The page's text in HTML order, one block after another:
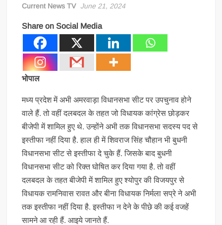
Current News TV June 21, 2024
Share on Social Media
भोपाल
मध्य प्रदेश में अभी अमरवाड़ा विधानसभा सीट पर उपचुनाव होने
वाले हैं. तो वहीं दलबदल के तहत जो विधायक कांग्रेस छोड़कर
बीजेपी में शामिल हुए थे. उन्होंने अभी तक विधानसभा सदस्य पद से
इस्तीफा नहीं दिया है. हाल ही में शिवराज सिंह चौहान भी बुधनी
विधानसभा सीट से इस्तीफा दे चुके हैं. जिसके बाद बुधनी
विधानसभा सीट को रिक्त घोषित कर दिया गया है. तो वहीं
दलबदल के तहत बीजेपी में शामिल हुए श्योपुर की विजयपुर से
विधायक रामनिवास रावत और बीना विधायक निर्मला सप्रे ने अभी
तक इस्तीफा नहीं दिया है. इस्तीफा न देने के पीछे की कई वजहें
सामने आ रही हैं. आइये जानते हैं.